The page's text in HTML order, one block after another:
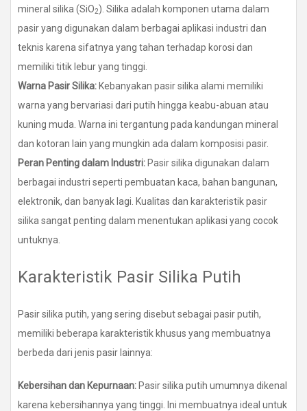
mineral silika (SiO2). Silika adalah komponen utama dalam
pasir yang digunakan dalam berbagai aplikasi industri dan
teknis karena sifatnya yang tahan terhadap korosi dan
memiliki titik lebur yang tinggi.
Warna Pasir Silika: Kebanyakan pasir silika alami memiliki
warna yang bervariasi dari putih hingga keabu-abuan atau
kuning muda. Warna ini tergantung pada kandungan mineral
dan kotoran lain yang mungkin ada dalam komposisi pasir.
Peran Penting dalam Industri: Pasir silika digunakan dalam
berbagai industri seperti pembuatan kaca, bahan bangunan,
elektronik, dan banyak lagi. Kualitas dan karakteristik pasir
silika sangat penting dalam menentukan aplikasi yang cocok
untuknya.
Karakteristik Pasir Silika Putih
Pasir silika putih, yang sering disebut sebagai pasir putih,
memiliki beberapa karakteristik khusus yang membuatnya
berbeda dari jenis pasir lainnya:
Kebersihan dan Kepurnaan: Pasir silika putih umumnya dikenal
karena kebersihannya yang tinggi. Ini membuatnya ideal untuk